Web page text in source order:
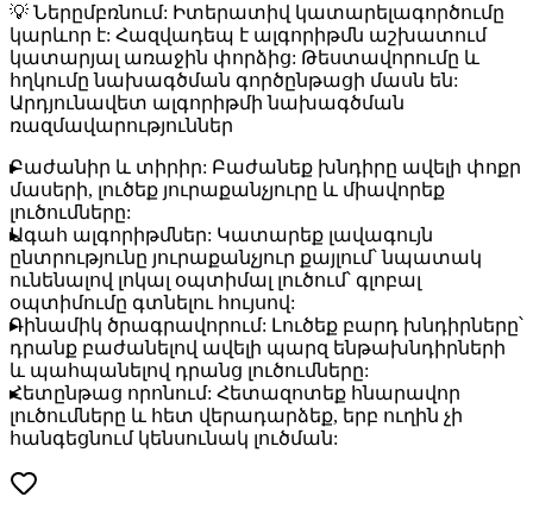
💡 Ներըմբռնում: Իտերատիվ կատարելագործումը
կարևոր է: Հազվադեպ է ալգորիթմն աշխատում
կատարյալ առաջին փորձից: Թեստավորումը և
հղկումը նախագծման գործընթացի մասն են:
Արդյունավետ ալգորիթմի նախագծման
ռազմավարություններ
Բաժանիր և տիրիր: Բաժանեք խնդիրը ավելի փոքր
մասերի, լուծեք յուրաքանչյուրը և միավորեք
լուծումները:
Ագահ ալգորիթմներ: Կատարեք լավագույն
ընտրությունը յուրաքանչյուր քայլում՝ նպատակ
ունենալով լոկալ օպտիմալ լուծում՝ գլոբալ
օպտիմումը գտնելու հույսով:
Դինամիկ ծրագրավորում: Լուծեք բարդ խնդիրները՝
դրանք բաժանելով ավելի պարզ ենթախնդիրների
և պահպանելով դրանց լուծումները:
Հետընթաց որոնում: Հետազոտեք հնարավոր
լուծումները և հետ վերադարձեք, երբ ուղին չի
հանգեցնում կենսունակ լուծման: